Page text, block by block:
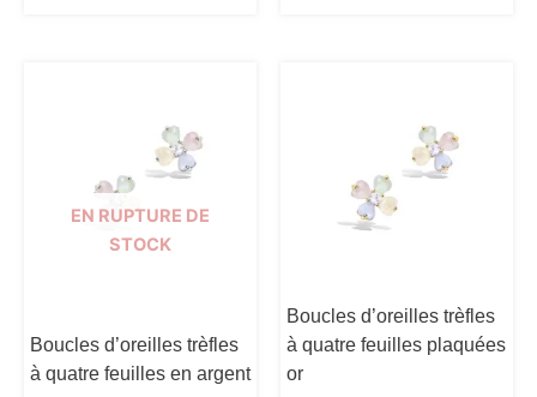
EN RUPTURE DE
STOCK
Boucles d’oreilles trèfles
à quatre feuilles en argent
Boucles d’oreilles trèfles
à quatre feuilles plaquées
or